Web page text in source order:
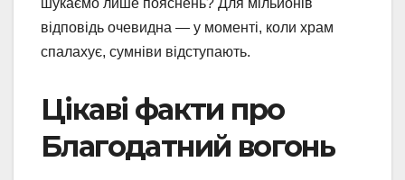
відповідь очевидна — у моменті, коли храм
спалахує, сумніви відступають.
Цікаві факти про
Благодатний вогонь